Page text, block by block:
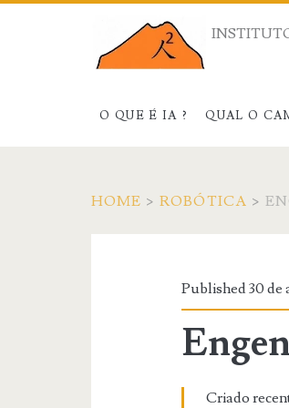
O QUE É IA ? QUAL O
HOME > ROBÓTICA >
Published 30 de
Criado